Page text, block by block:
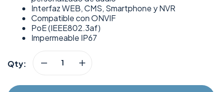
Interfaz WEB, CMS, Smartphone y NVR
Compatible con ONVIF
PoE (IEEE802.3af)
Impermeable IP67
Qty: